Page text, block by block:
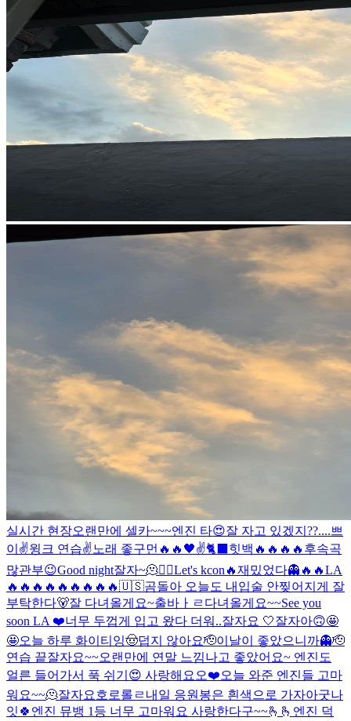
실시간 현장오랜만에 셀카~~~엔진 타😍잘 자고 있겠지??....쁘
이✌️윙크 연습✌️노래 좋구먼🔥🔥 🖤✌️🐈‍⬛ 힛백🔥🔥🔥🔥 후속곡
많관부😉Good night잘자~🫠❤️‍🔥Let's kcon🔥재밌었다👻 🔥🔥LA
🔥🔥🔥🔥🔥🔥🔥🔥🔥🇺🇸곰돌아 오늘도 내입술 안찢어지게 잘
부탁한다🐻잘 다녀올게요~출바ㅏㄹ 다녀올게요~~See you
soon LA ❤️너무 두껍게 입고 왔다 더워..잘자요 🤍잘자아🙃🤩
🤩오늘 하루 화이티잉🤠덥지 않아요🫡이날이 좋았으니까👻🫡
연습 끝잘자요~~오랜만에 연말 느낌나고 좋았어요~ 엔진도
얼른 들어가서 푹 쉬기😍 사랑해요오❤️오늘 와준 엔진들 고마
워요~~🫠잘자요호로롤ㄹ 내일 응원봉은 흰색으로 가자아굿나
잇🍀 엔진 뮤뱅 1등 너무 고마워요 사랑한다구~~🫰🫰 엔진 덕